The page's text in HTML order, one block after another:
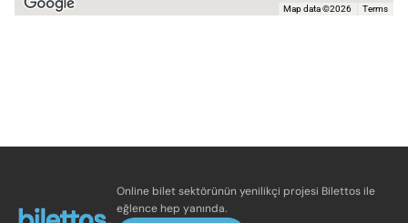
Map data ©2026 Terms
Online bilet sektörünün yenilikçi projesi Bilettos ile
eğlence hep yanında.